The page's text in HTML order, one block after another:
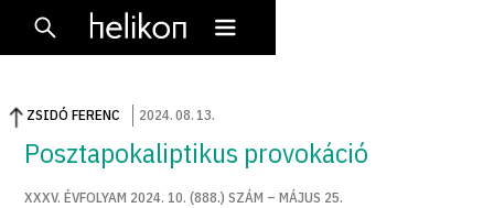
ZSIDÓ FERENC 2024.08. 13.
Posztapokaliptikus provokáció
XXXV. ÉVFOLYAM 2024. 10. (888.) SZÁM – MÁJUS 25.